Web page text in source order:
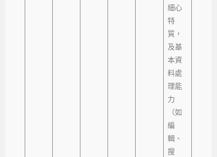
細心
特
質，
及基
本資
料處
理能
力
（如
編
輯、
搜